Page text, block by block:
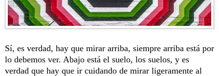
Sí, es verdad, hay que mirar arriba, siempre arriba está por
lo debemos ver. Abajo está el suelo, los suelos, y es
verdad que hay que ir cuidando de mirar ligeramente al